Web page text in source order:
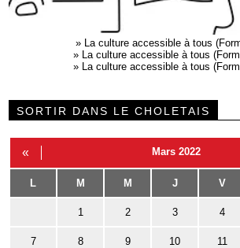
»
La culture accessible à tous
»
La culture accessible à tous
»
La culture accessible à tous
SORTIR DANS LE CHOLETAIS
« Mars 2022
L M M J V
1 2 3 4
7 8 9 10 11